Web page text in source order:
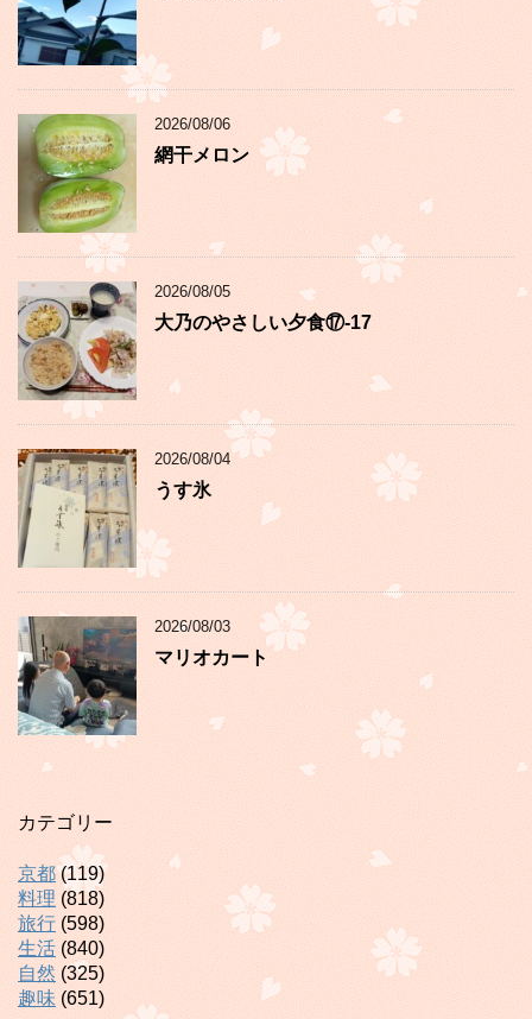
2026/08/06
網干メロン
2026/08/05
大乃のやさしい夕食⑰-17
2026/08/04
うす氷
2026/08/03
マリオカート
カテゴリー
京都(119)
料理 (818)
旅行 (598)
生活 (840)
自然 (325)
趣味 (651)